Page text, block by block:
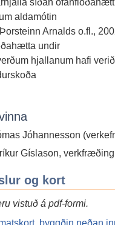
aldamótin
Arnalds o.fl.,
undir
hjallanum hafi
Jóhannesson
Gíslason,
og kort
vistuð á pdf-formi.
byggðin neðan